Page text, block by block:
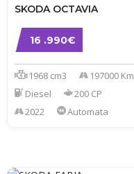
16 .990€
SKODA OCTAVIA
1968 cm3
197000 Km
Diesel
200 CP
2022
Automata